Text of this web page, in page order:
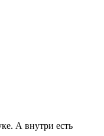
А внутри есть